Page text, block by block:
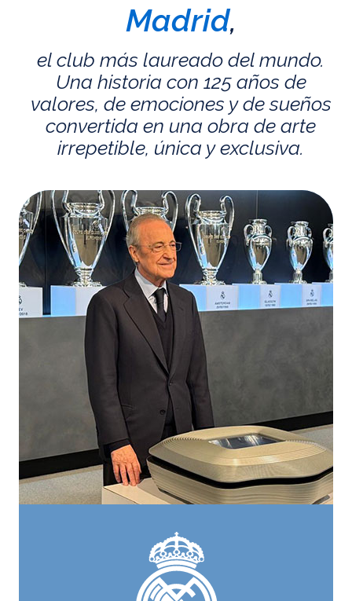
Madrid,
el club más laureado del mundo.
Una historia con 125 años de
valores, de emociones y de sueños
convertida en una obra de arte
irrepetible, única y exclusiva.